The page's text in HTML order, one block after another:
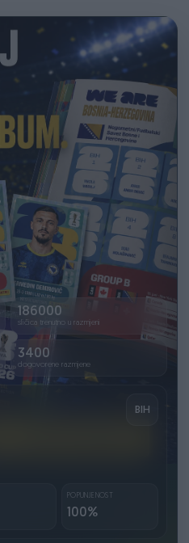
186000
sličica trenutno u razmjeni
3400
dogovorene razmjene
BIH
POPUNJENOST
100%